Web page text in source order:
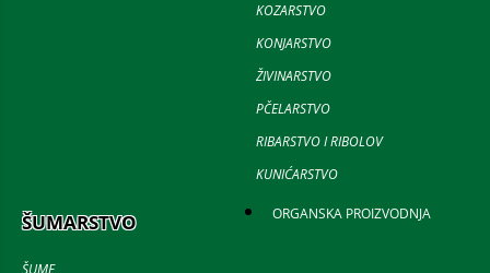
KOZARSTVO
KONJARSTVO
ŽIVINARSTVO
PČELARSTVO
RIBARSTVO I RIBOLOV
KUNIĆARSTVO
ŠUMARSTVO
ŠUME
ORGANSKA PROIZVODNJA